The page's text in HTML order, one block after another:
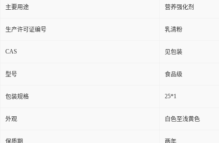
主要用途 营养强化剂
生产许可证编号 乳清粉
CAS 见包装
型号 食品级
包装规格 25*1
外观 白色至浅黄色
保质期 两年